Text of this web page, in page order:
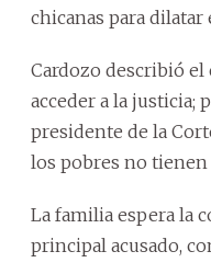
chicanas para dilatar
Cardozo describió
acceder a la justicia;
presidente de la
los pobres no tienen
La familia espera la
principal acusado,